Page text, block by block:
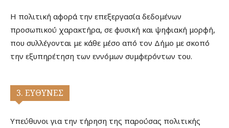
Η πολιτική αφορά την επεξεργασία δεδομένων
προσωπικού χαρακτήρα, σε φυσική και ψηφιακή μορφή,
που συλλέγονται με κάθε μέσο από τον Δήμο με σκοπό
την εξυπηρέτηση των εννόμων συμφερόντων του.
3. ΕΥΘΥΝΕΣ
Υπεύθυνοι για την τήρηση της παρούσας πολιτικής